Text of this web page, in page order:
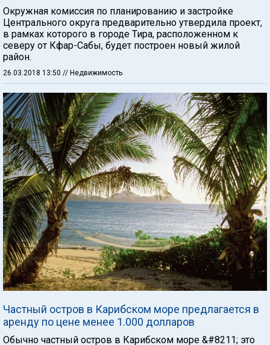
Окружная комиссия по планированию и застройке
Центрального округа предварительно утвердила проект,
в рамках которого в городе Тира, расположенном к
северу от Кфар-Сабы, будет построен новый жилой
район.
26.03.2018 13:50 // Недвижимость
Частный остров в Карибском море предлагается в
аренду по цене менее 1.000 долларов
Обычно частный остров в Карибском море &#8211; это